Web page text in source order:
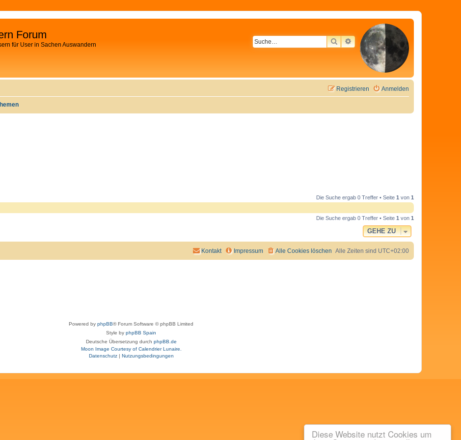
Diese Website nutzt Cookies um
Forum
für User in Sachen Auswandern SUCHEERWEITERTE SUCHE
Anmelden
Registrieren
Die Suche ergab 0 Treffer • Seite 1 von 1
Die Suche ergab 0 Treffer • Seite 1 von 1
GEHE ZU
Alle Zeiten sind UTC+02:00
Alle Cookies löschen
Impressum
Kontakt
Powered by phpBB® Forum Software © phpBB Limited
Style by phpBB Spain
Deutsche Übersetzung durch phpBB.de
Moon Image Courtesy of Calendrier Lunaire.
Datenschutz| Nutzungsbedingungen